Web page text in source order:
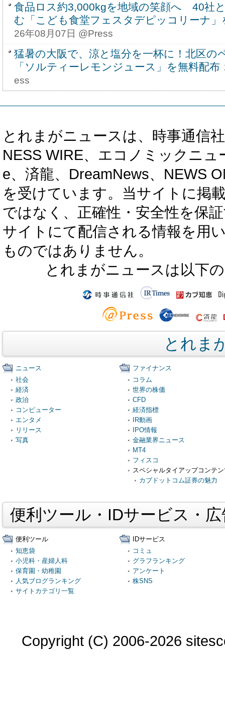
食品ロス約3,000kgを地域の笑顔へ 40社
む「こども食堂フェスタデピッコリーナ」
26年08月07日 @Press
猛暑の大阪で、涼と塩分を一杯に！北区の
「ソルティーレモンジュース」を無料配布
ess
とれまがニュースは、時事通信
NESS WIRE、エコノミックニ
e、済龍、DreamNews、NEWS
を受けています。当サイトに掲
ではなく、正確性・安全性を保
サイトにて配信される情報を用
ものではありません。
とれまがニュースは以下
とれま
ニュース
社会
経済
政治
コンピューター
エンタメ
リリース
写真
ファイナンス
コラム
世界の株価
CFD
経済指標
IR動画
IPO情報
金融業界ニュース
MT4
フィスコ
スペシャルタイアップコンテ
カブドットコム証券の魅力
便利ツール・IDサービス・
便利ツール
知恵袋
小児科・産婦人科
保育園・幼稚園
人気ブログランキング
サイトカテゴリ一覧
IDサービス
コミュ
グラフランキング
アンケート
株SNS
Copyright (C) 2006-2026